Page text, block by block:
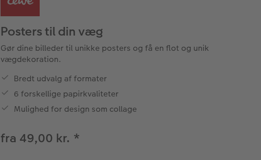
Posters til din væg
Gør dine billeder til unikke posters og få en flot og unik
vægdekoration.
Bredt udvalg af formater
6 forskellige papirkvaliteter
Mulighed for design som collage
fra 49,00 kr. *